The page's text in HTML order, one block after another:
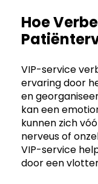
Hoe
VIP-service
ervaring door
en
kan een
kunnen zich
nerveus of
VIP-service
door een